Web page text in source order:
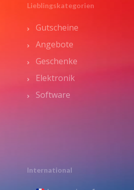
Lieblingskategorien
Gutscheine
Angebote
Geschenke
Elektronik
Software
International